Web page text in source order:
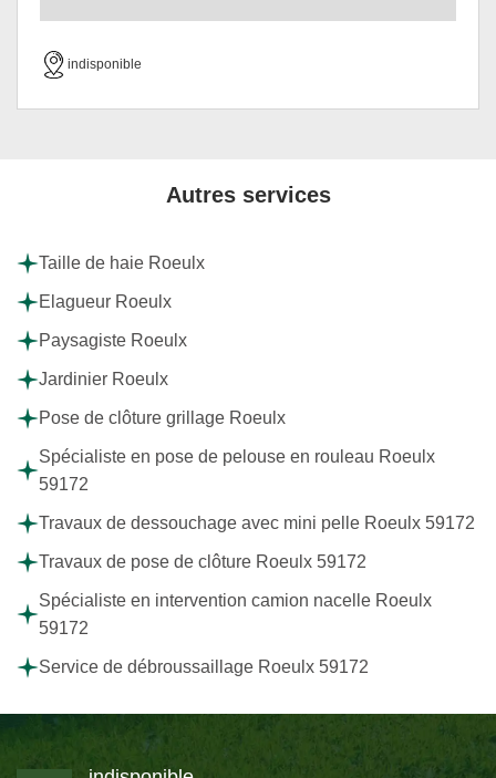
indisponible
Autres services
Taille de haie Roeulx
Elagueur Roeulx
Paysagiste Roeulx
Jardinier Roeulx
Pose de clôture grillage Roeulx
Spécialiste en pose de pelouse en rouleau Roeulx
59172
Travaux de dessouchage avec mini pelle Roeulx 59172
Travaux de pose de clôture Roeulx 59172
Spécialiste en intervention camion nacelle Roeulx
59172
Service de débroussaillage Roeulx 59172